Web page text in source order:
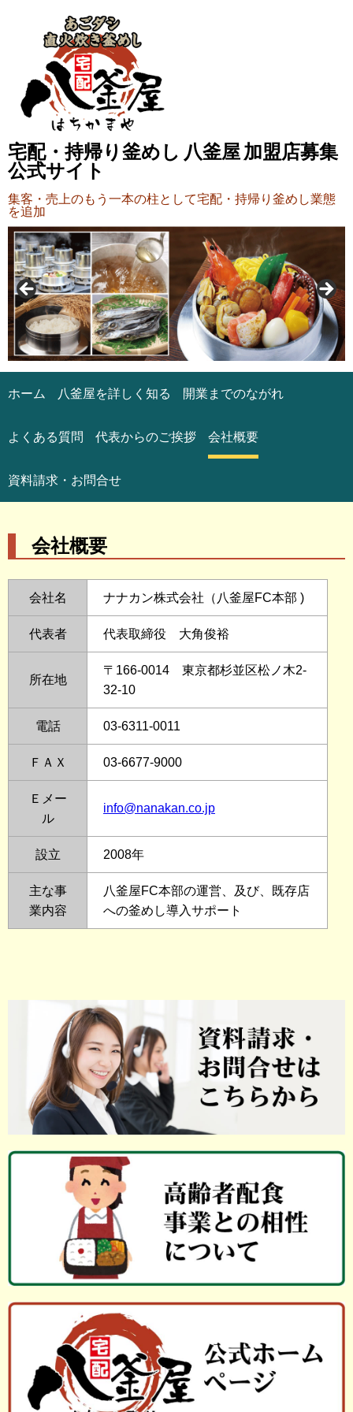
宅配・持帰り釜めし 八釜屋 加盟店募集
公式サイト
集客・売上のもう一本の柱として宅配・持帰り釜めし業態
を追加
ホーム 八釜屋を詳しく知る 開業までのながれ
よくある質問 代表からのご挨拶 会社概要
資料請求・お問合せ
会社概要
会社名 ナナカン株式会社（八釜屋FC本部 )
代表者 代表取締役 大角俊裕
所在地
〒166-0014 東京都杉並区松ノ木2-
32-10
電話 03-6311-0011
ＦＡＸ 03-6677-9000
Ｅメー
ル
info@nanakan.co.jp
設立 2008年
主な事
業内容
八釜屋FC本部の運営、及び、既存店
への釜めし導入サポート